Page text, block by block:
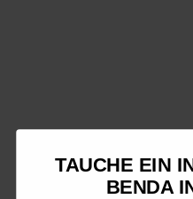
TAUCHE EIN
BENDA